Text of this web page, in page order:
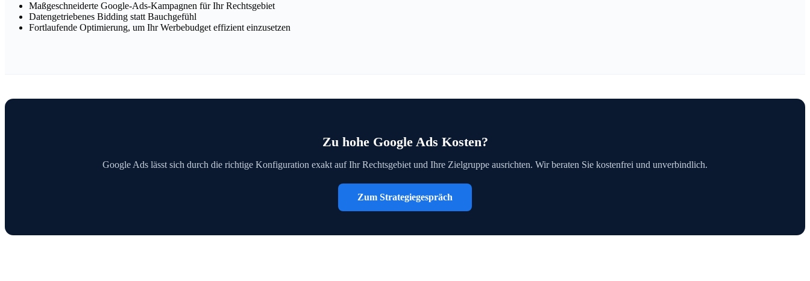
Maßgeschneiderte Google-Ads-Kampagnen für Ihr Rechtsgebiet
Datengetriebenes Bidding statt Bauchgefühl
Fortlaufende Optimierung, um Ihr Werbebudget effizient einzusetzen
Zu hohe Google Ads Kosten?
Google Ads lässt sich durch die richtige Konfiguration exakt auf Ihr Rechtsgebiet und Ihre Zielgruppe ausrichten. Wir beraten Sie kostenfrei und unverbindlich.
Zum Strategiegespräch